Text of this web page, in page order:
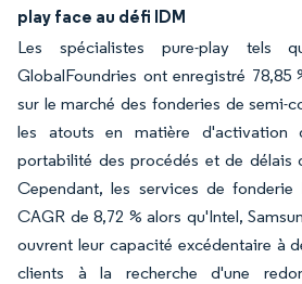
play face au défi IDM
Les spécialistes pure-play tels
GlobalFoundries ont enregistré 78,85
sur le marché des fonderies de semi-
les atouts en matière d'activation
portabilité des procédés et de délais
Cependant, les services de
CAGR de 8,72 % alors qu'Intel,
ouvrent leur capacité excédentaire à
clients à la recherche d'une